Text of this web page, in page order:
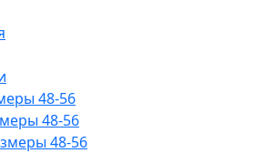
48-56
48-56
48-56